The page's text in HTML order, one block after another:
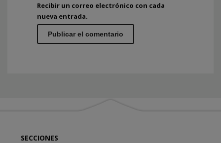
Recibir un correo electrónico con cada
nueva entrada.
SECCIONES